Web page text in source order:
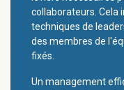
collaborateurs. Cela
techniques de
des membres de
fixés.
Un management